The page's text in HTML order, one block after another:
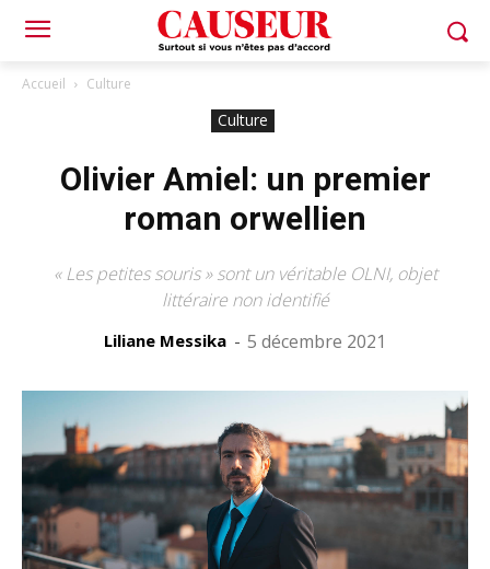
Accueil Culture
Culture
Olivier Amiel: un premier
roman orwellien
« Les petites souris » sont un véritable OLNI, objet
littéraire non identifié
Liliane Messika - 5 décembre 2021